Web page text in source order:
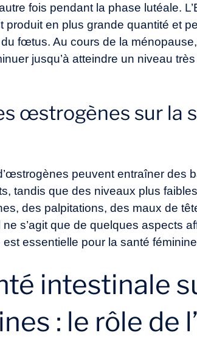
fois pendant la phase lutéale.
en plus grande quantité et
fœtus. Au cours de la
jusqu’à atteindre un niveau
œstrogènes sur la
peuvent entraîner des
tandis que des niveaux plus
des palpitations, des maux de
s’agit que de quelques aspects
essentielle pour la santé
intestinale
: le rôle de